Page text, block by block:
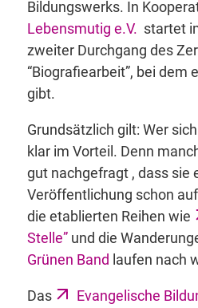
Bildungswerks. In
Lebensmutig e.V. startet
zweiter Durchgang des
“Biografiearbeit”, bei dem
gibt.
Grundsätzlich gilt: Wer
klar im Vorteil. Denn
gut nachgefragt , dass sie
Veröffentlichung schon
die etablierten Reihen wie
Stelle” und die
Grünen Band laufen nach
Das
Evangelische